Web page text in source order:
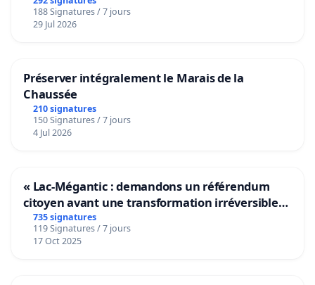
188 Signatures / 7 jours
29 Jul 2026
Préserver intégralement le Marais de la
Chaussée
210 signatures
150 Signatures / 7 jours
4 Jul 2026
« Lac-Mégantic : demandons un référendum
citoyen avant une transformation irréversible
de notre territoire »
735 signatures
119 Signatures / 7 jours
17 Oct 2025